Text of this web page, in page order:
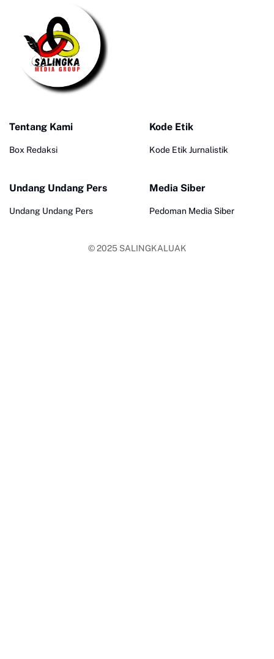
Tentang Kami
Box Redaksi
Kode Etik
Kode Etik Jurnalistik
Undang Undang Pers
Undang Undang Pers
Media Siber
Pedoman Media Siber
© 2025 SALINGKALUAK